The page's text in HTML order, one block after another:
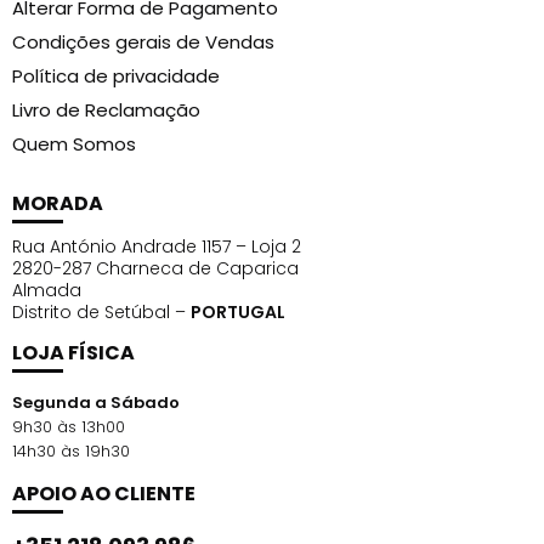
execução.
Bivolt automático:versátil no dia a dia do salão
e em deslocações.
Modo de Uso:
(ex.: máscara, tonalizante, realinhador) mecha a
mecha, respeitando o protocolo do fabricante.
Fotoativação: direcione o
mechas mantendo distância de trabalho
confortável e movimentos contínuos por
minutos
Acabamento:
quando aplicável e, por fim, faça uma
fotoativação de 3–5 minutos
selagem/acabamento.
Boas práticas:
Alterar Forma de Pagamento
Condições gerais de Vendas
Política de privacidade
Livro de Reclamação
Quem Somos
MORADA
Rua António Andrade 1157 – Loja 2
2820-287 Charneca de Caparica
Almada
Distrito de Setúbal – PORTUGAL
LOJA FÍSICA
Segunda a Sábado
9h30 às 13h00
14h30 às 19h30
APOIO AO CLIENTE